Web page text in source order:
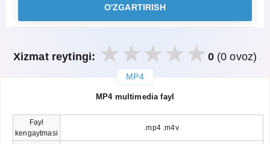
O'ZGARTIRISH
Xizmat reytingi: 0(0 ovoz)
MP4
MP4 multimedia fayl
Fayl
kengaytmasi
.mp4 .m4v